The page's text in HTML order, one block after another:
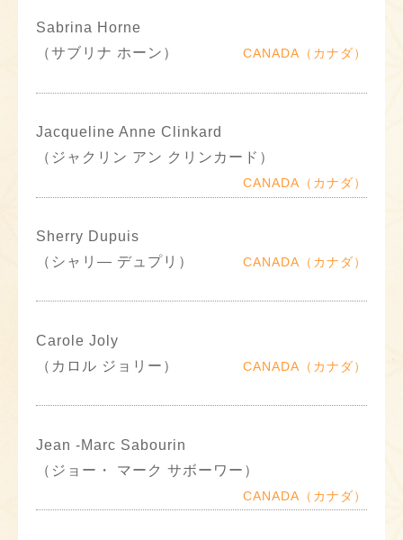
Sabrina Horne
（サブリナ ホーン）
CANADA（カナダ）
Jacqueline Anne Clinkard
（ジャクリン アン クリンカード）
CANADA（カナダ）
Sherry Dupuis
（シャリ― デュプリ）
CANADA（カナダ）
Carole Joly
（カロル ジョリー）
CANADA（カナダ）
Jean -Marc Sabourin
（ジョー・ マーク サボーワー）
CANADA（カナダ）